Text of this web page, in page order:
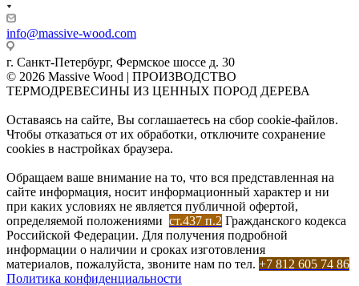
info@massive-wood.com
г. Санкт-Петербург, Фермское шоссе д. 30
© 2026 Massive Wood | ПРОИЗВОДСТВО
ТЕРМОДРЕВЕСИНЫ ИЗ ЦЕННЫХ ПОРОД ДЕРЕВА
Оставаясь на сайте, Вы соглашаетесь на сбор cookie-файлов.
Чтобы отказаться от их обработки, отключите сохранение
cookies в настройках браузера.
Обращаем ваше внимание на то, что вся представленная на
сайте информация, носит информационный характер и ни
при каких условиях не является публичной офертой,
определяемой положениями ст.437 п.2 Гражданского кодекса
Российской Федерации. Для получения подробной
информации о наличии и сроках изготовления
материалов, пожалуйста, звоните нам по тел. +7 812 605 74 86
Политика конфиденциальности